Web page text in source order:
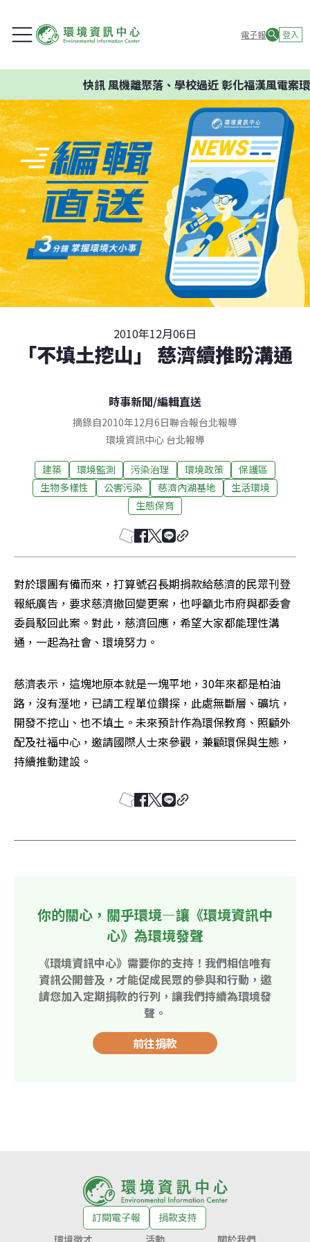
電子報 登入
快訊風機離聚落、學校過近 彰化福漢風電案環
2010年12月06日
「不填土挖山」 慈濟續推盼溝通
時事新聞/編輯直送
摘錄自2010年12月6日聯合報台北報導
環境資訊中心 台北報導
建築 環境監測 污染治理 環境政策
保護區
生物多樣性
公害污染 慈濟內湖基地
生活環境
生態保育
對於環團有備而來，打算號召長期捐款給慈濟的民眾刊登
報紙廣告，要求慈濟撤回變更案，也呼籲北市府與都委會
委員駁回此案。對此，慈濟回應，希望大家都能理性溝
通，一起為社會、環境努力。
慈濟表示，這塊地原本就是一塊平地，30年來都是柏油
路，沒有溼地，已請工程單位鑽探，此處無斷層、礦坑，
開發不挖山、也不填土。未來預計作為環保教育、照顧外
配及社福中心，邀請國際人士來參觀，兼顧環保與生態，
持續推動建設。
你的關心，關乎環境—讓《環境資訊中
心》為環境發聲
《環境資訊中心》需要你的支持！我們相信唯有
資訊公開普及，才能促成民眾的參與和行動，邀
請您加入定期捐款的行列，讓我們持續為環境發
聲。
前往捐款
訂閱電子報
捐款支持
環境徵才
活動 關於我們